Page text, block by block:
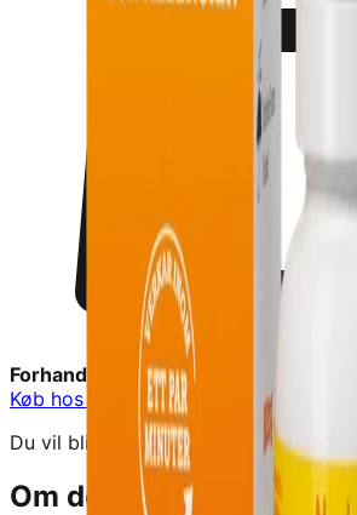
Forhandler:
Signaturshop
Køb hos
Signaturshop
Du vil blive videresendt til
Om dette produkt